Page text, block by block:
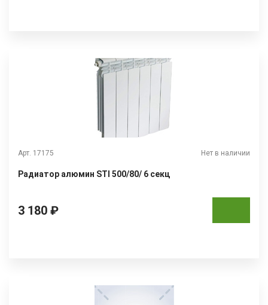
Арт. 17175 Нет в наличии
Радиатор алюмин STI 500/80/ 6 секц
3 180 ₽